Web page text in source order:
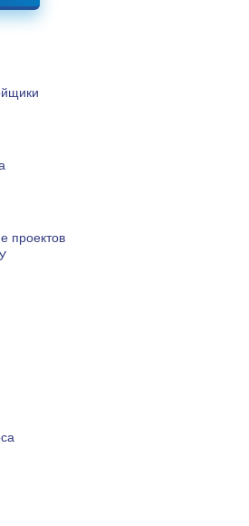
проектов